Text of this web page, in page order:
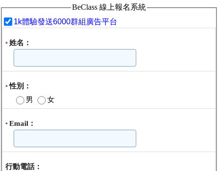
BeClass 線上報名系統
1k體驗發送6000群組廣告平台
*姓名：
*性別：
男
女
* Email：
行動電話：